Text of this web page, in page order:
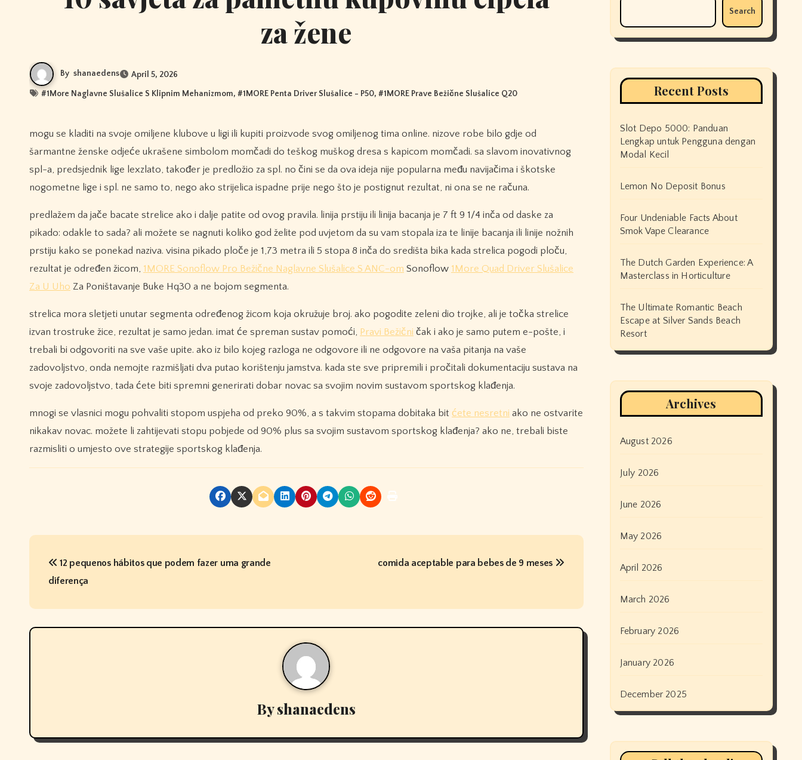
za žene
By shanaedens April 5, 2026
#1More Naglavne Slušalice S Klipnim Mehanizmom, #1MORE Penta Driver Slušalice - P50, #1MORE Prave Bežične Slušalice Q20
mogu se kladiti na svoje omiljene klubove u ligi ili kupiti proizvode svog omiljenog tima online. nizove robe bilo gdje od
šarmantne ženske odjeće ukrašene simbolom momčadi do teškog muškog dresa s kapicom momčadi. sa slavom inovativnog
spl-a, predsjednik lige lexzlato, također je predložio za spl. no čini se da ova ideja nije popularna među navijačima i škotske
nogometne lige i spl. ne samo to, nego ako strijelica ispadne prije nego što je postignut rezultat, ni ona se ne računa.
predlažem da jače bacate strelice ako i dalje patite od ovog pravila. linija prstiju ili linija bacanja je 7 ft 9 1/4 inča od daske za
pikado: odakle to sada? ali možete se nagnuti koliko god želite pod uvjetom da su vam stopala iza te linije bacanja ili linije nožnih
prstiju kako se ponekad naziva. visina pikado ploče je 1,73 metra ili 5 stopa 8 inča do središta bika kada strelica pogodi ploču,
rezultat je određen žicom, 1MORE Sonoflow Pro Bežične Naglavne Slušalice S ANC-om Sonoflow 1More Quad Driver Slušalice
Za U Uho Za Poništavanje Buke Hq30 a ne bojom segmenta.
strelica mora sletjeti unutar segmenta određenog žicom koja okružuje broj. ako pogodite zeleni dio trojke, ali je točka strelice
izvan trostruke žice, rezultat je samo jedan. imat će spreman sustav pomoći, Pravi Bežični čak i ako je samo putem e-pošte, i
trebali bi odgovoriti na sve vaše upite. ako iz bilo kojeg razloga ne odgovore ili ne odgovore na vaša pitanja na vaše
zadovoljstvo, onda nemojte razmišljati dva putao korištenju jamstva. kada ste sve pripremili i pročitali dokumentaciju sustava na
svoje zadovoljstvo, tada ćete biti spremni generirati dobar novac sa svojim novim sustavom sportskog klađenja.
mnogi se vlasnici mogu pohvaliti stopom uspjeha od preko 90%, a s takvim stopama dobitaka bit ćete nesretni ako ne ostvarite
nikakav novac. možete li zahtijevati stopu pobjede od 90% plus sa svojim sustavom sportskog klađenja? ako ne, trebali biste
razmisliti o umjesto ove strategije sportskog klađenja.
P
t
g
12 pequenos hábitos que podem fazer uma grande
diferença
comida aceptable para bebes de 9 meses
Byshanaedens
Search
Recent Posts
Slot Depo 5000: Panduan
Lengkap untuk Pengguna dengan
Modal Kecil
Lemon No Deposit Bonus
Four Undeniable Facts About
Smok Vape Clearance
The Dutch Garden Experience: A
Masterclass in Horticulture
The Ultimate Romantic Beach
Escape at Silver Sands Beach
Resort
Archives
August 2026
July 2026
June 2026
May 2026
April 2026
March 2026
February 2026
January 2026
December 2025